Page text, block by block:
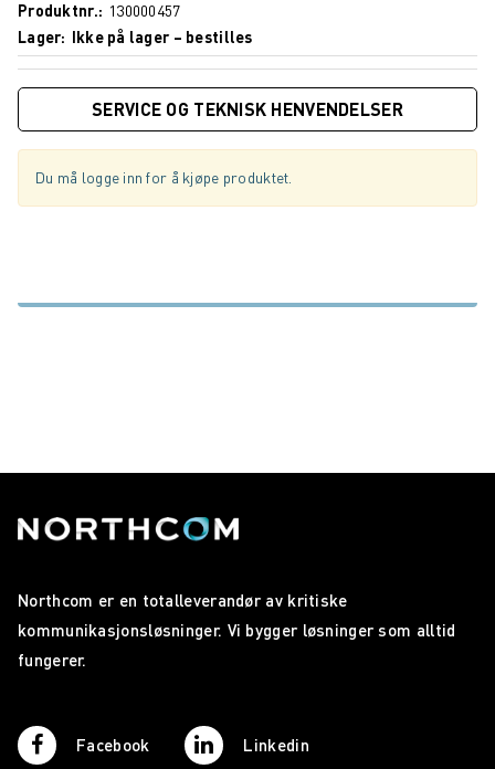
Produktnr.
130000457
Lager
Ikke på lager – bestilles
SERVICE OG TEKNISK HENVENDELSER
Du må logge inn for å kjøpe produktet.
Northcom er en totalleverandør av kritiske
kommunikasjonsløsninger. Vi bygger løsninger som alltid
fungerer.
Facebook Linkedin